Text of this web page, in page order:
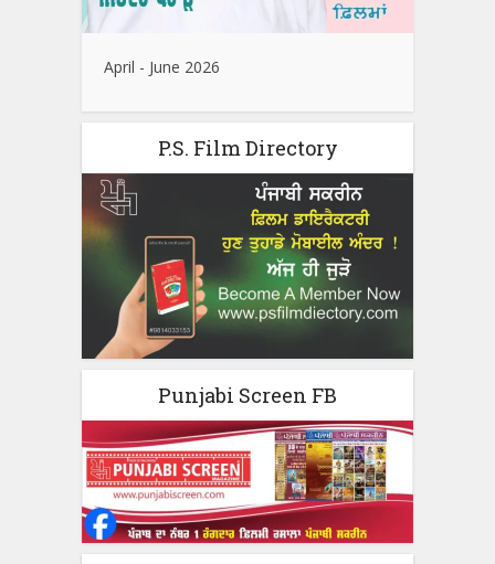
April - June 2026
P.S. Film Directory
Punjabi Screen FB